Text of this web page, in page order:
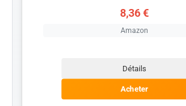
8,36 €
Amazon
Détails
Acheter